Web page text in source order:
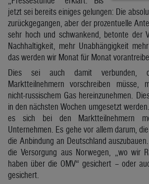
jetzt sei bereits einiges gelungen: Die
zurückgegangen, aber der prozentuelle
sehr hoch und schwankend, betonte der
Nachhaltigkeit, mehr Unabhängigkeit
das werden wir Monat für Monat
Dies sei auch damit verbunden,
Marktteilnehmern vorschreiben müsse,
nicht-russischem Gas hereinzunehmen.
in den nächsten Wochen umgesetzt
es sich bei den Marktteilnehmern
Unternehmen. Es gehe vor allem darum,
die Anbindung an Deutschland
die Versorgung aus Norwegen, „wo wir
haben über die OMV“ gesichert – oder
gesichert.